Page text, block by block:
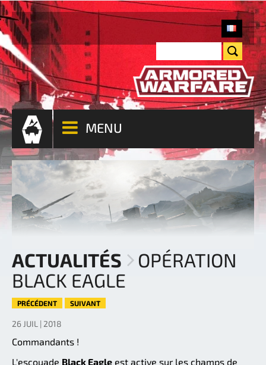
MENU
ACTUALITÉS
OPÉRATION
BLACK EAGLE
PRÉCÉDENT SUIVANT
26 JUIL | 2018
Commandants !
L'escouade Black Eagle est active sur les champs de